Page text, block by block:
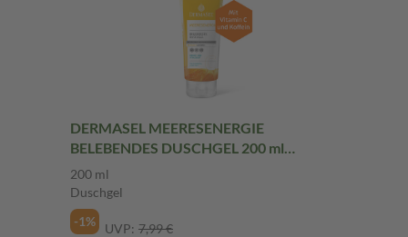
DERMASEL MEERESENERGIE
BELEBENDES DUSCHGEL 200 ml
Duschgel
200 ml
Duschgel
-1%
UVP: 7,99 €